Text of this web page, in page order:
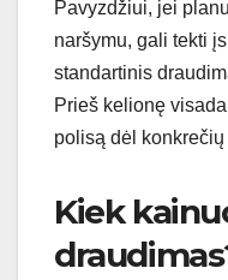
Pavyzdžiui, jei
naršymu, gali tekti
standartinis
Prieš kelionę
polisą dėl
Kiek